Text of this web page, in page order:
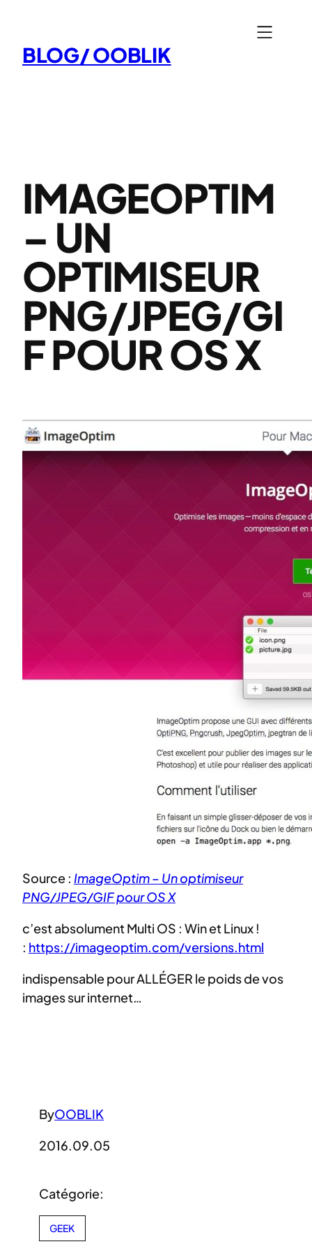
contenu
BLOG/ OOBLIK
IMAGEOPTIM
– UN
OPTIMISEUR
PNG/JPEG/GI
F POUR OS X
Source : ImageOptim – Un optimiseur
PNG/JPEG/GIF pour OS X
c’est absolument Multi OS : Win et Linux !
: https://imageoptim.com/versions.html
indispensable pour ALLÉGER le poids de vos
images sur internet…
ByOOBLIK
2016.09.05
Catégorie:
GEEK